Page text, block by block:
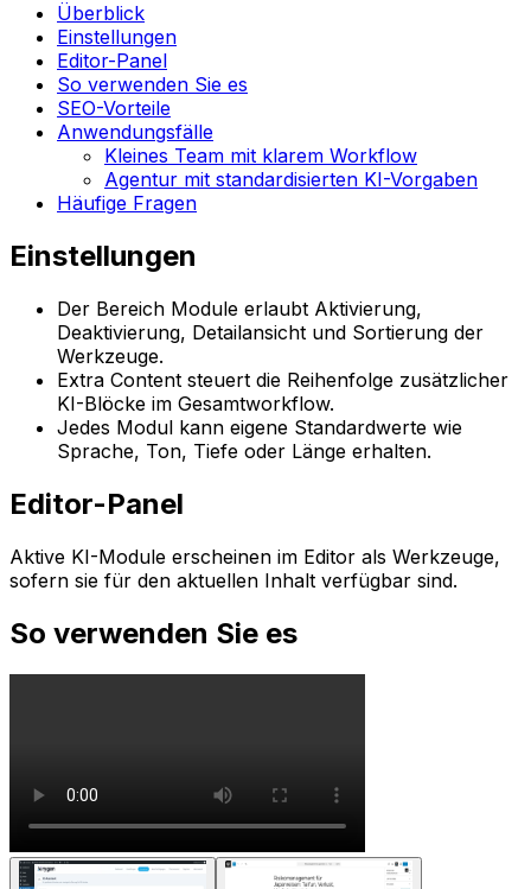
Überblick
Einstellungen
Editor-Panel
So verwenden Sie es
SEO-Vorteile
Anwendungsfälle
Kleines Team mit klarem Workflow
Agentur mit standardisierten KI-Vorgaben
Häufige Fragen
Einstellungen
Der Bereich Module erlaubt Aktivierung,
Deaktivierung, Detailansicht und Sortierung der
Werkzeuge.
Extra Content steuert die Reihenfolge zusätzlicher
KI-Blöcke im Gesamtworkflow.
Jedes Modul kann eigene Standardwerte wie
Sprache, Ton, Tiefe oder Länge erhalten.
Editor-Panel
Aktive KI-Module erscheinen im Editor als Werkzeuge,
sofern sie für den aktuellen Inhalt verfügbar sind.
So verwenden Sie es